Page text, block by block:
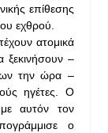
επίθεσης
εχθρού.
ατομικά
ξεκινήσουν –
την ώρα –
ηγέτες. Ο
με αυτόν τον
ο